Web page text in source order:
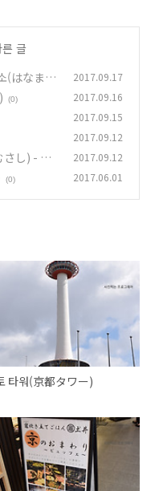
글
(はなまる
2017.09.17
(0) 2017.09.16
2017.09.15
2017.09.12
さし) - 회
2017.09.12
(0) 2017.06.01
타워(京都タワー)